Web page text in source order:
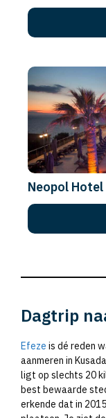
Neopol Hotel
Dagtrip
Efeze is dé reden
aanmeren in
ligt op slechts 20
best bewaarde
erkende dat in